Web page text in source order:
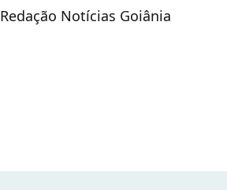
Redação Notícias Goiânia